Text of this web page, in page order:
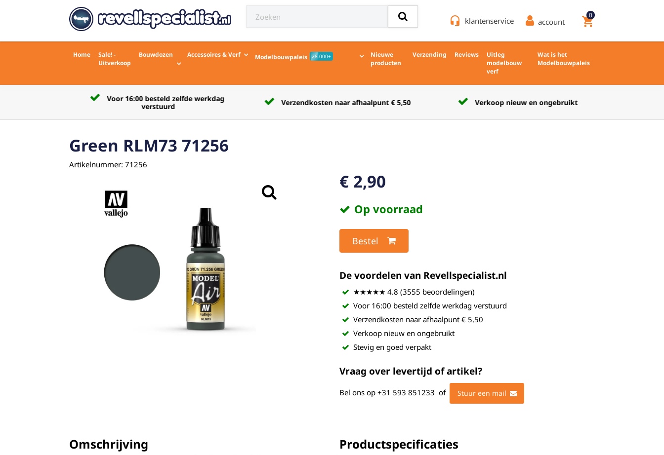
headset_mic klantenservice account shopping_cart
0
Home
Sale! -
Uitverkoop
Bouwdozen Accessoires & Verf Modelbouwpaleis 28.000+
Nieuwe
producten
Verzending Reviews
Uitleg
modelbouw
verf
Wat is het
Modelbouwpaleis
Voor 16:00 besteld zelfde werkdag
verstuurd
Verzendkosten naar afhaalpunt € 5,50 Verkoop nieuw en ongebruikt
Green RLM73 71256
Artikelnummer: 71256
€ 2,90
Op voorraad
Bestel
De voordelen van Revellspecialist.nl
★★★★★ 4.8 (3555 beoordelingen)
Voor 16:00 besteld zelfde werkdag verstuurd
Verzendkosten naar afhaalpunt € 5,50
Verkoop nieuw en ongebruikt
Stevig en goed verpakt
Vraag over levertijd of artikel?
Bel ons op +31 593 851233 of Stuur een mail
Omschrijving Productspecificaties